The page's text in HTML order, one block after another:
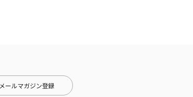
メールマガジン登録